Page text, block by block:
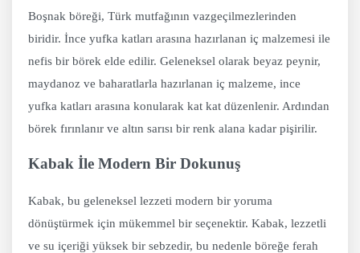
Boşnak böreği, Türk mutfağının vazgeçilmezlerinden
biridir. İnce yufka katları arasına hazırlanan iç malzemesi ile
nefis bir börek elde edilir. Geleneksel olarak beyaz peynir,
maydanoz ve baharatlarla hazırlanan iç malzeme, ince
yufka katları arasına konularak kat kat düzenlenir. Ardından
börek fırınlanır ve altın sarısı bir renk alana kadar pişirilir.
Kabak İle Modern Bir Dokunuş
Kabak, bu geleneksel lezzeti modern bir yoruma
dönüştürmek için mükemmel bir seçenektir. Kabak, lezzetli
ve su içeriği yüksek bir sebzedir, bu nedenle böreğe ferah